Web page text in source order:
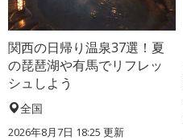
関西の日帰り温泉37選！夏
の琵琶湖や有馬でリフレッ
シュしよう
全国
2026年8月7日 18:25 更新